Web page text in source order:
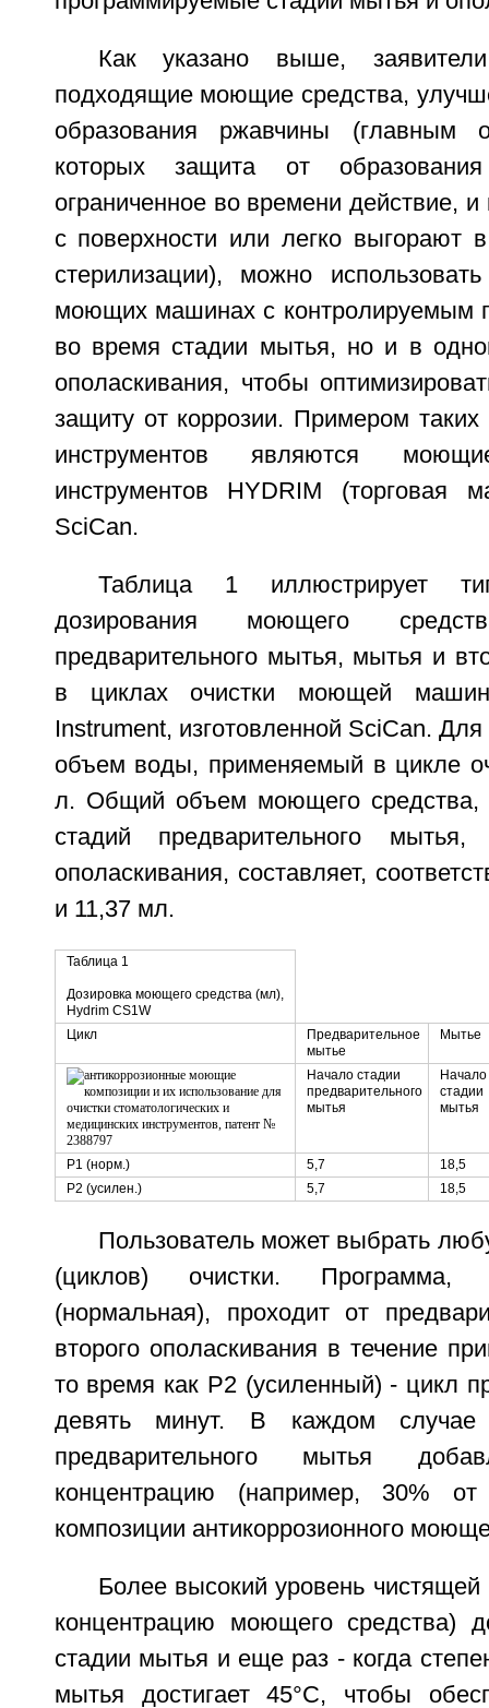
Как указано выше,
подходящие моющие средства,
образования ржавчины (главным
которых защита от
ограниченное во времени действие,
с поверхности или легко выгорают
стерилизации), можно
моющих машинах с контролируемым
во время стадии мытья, но и в
ополаскивания, чтобы
защиту от коррозии. Примером
инструментов являются
инструментов HYDRIM (торговая
SciCan.
Таблица 1 иллюстрирует
дозирования моющего
предварительного мытья, мытья и
в циклах очистки моющей
Instrument, изготовленной SciCan.
объем воды, применяемый в цикле
л. Общий объем моющего средства,
стадий предварительного
ополаскивания, составляет,
и 11,37 мл.
Таблица 1
Дозировка моющего средства (мл),
Hydrim CS1W
Цикл
Предварительное
мытье
Мытье
Начало стадии
предварительного
мытья
Начало
стадии
мытья
Р1 (норм.) 5,7
18,5
Р2 (усилен.)
5,7 18,5
Пользователь может выбрать
(циклов) очистки. Программа,
(нормальная), проходит от
второго ополаскивания в течение
то время как Р2 (усиленный) - цикл
девять минут. В каждом
предварительного мытья
концентрацию (например, 30%
композиции антикоррозионного
Более высокий уровень
концентрацию моющего средства)
стадии мытья и еще раз - когда
мытья достигает 45°С, чтобы